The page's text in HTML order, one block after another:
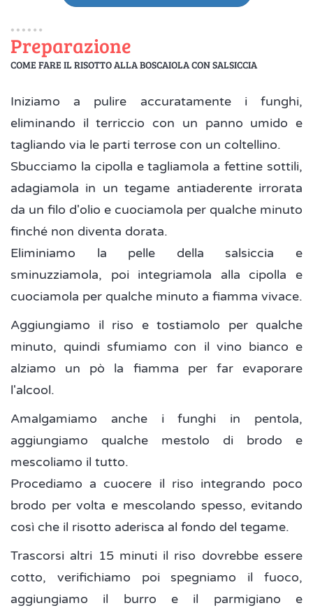
Preparazione
COME FARE IL RISOTTO ALLA BOSCAIOLA CON SALSICCIA
Iniziamo a pulire accuratamente i funghi,
eliminando il terriccio con un panno umido e
tagliando via le parti terrose con un coltellino.
Sbucciamo la cipolla e tagliamola a fettine sottili,
adagiamola in un tegame antiaderente irrorata
da un filo d'olio e cuociamola per qualche minuto
finché non diventa dorata.
Eliminiamo la pelle della salsiccia e
sminuzziamola, poi integriamola alla cipolla e
cuociamola per qualche minuto a fiamma vivace.
Aggiungiamo il riso e tostiamolo per qualche
minuto, quindi sfumiamo con il vino bianco e
alziamo un pò la fiamma per far evaporare
l'alcool.
Amalgamiamo anche i funghi in pentola,
aggiungiamo qualche mestolo di brodo e
mescoliamo il tutto.
Procediamo a cuocere il riso integrando poco
brodo per volta e mescolando spesso, evitando
così che il risotto aderisca al fondo del tegame.
Trascorsi altri 15 minuti il riso dovrebbe essere
cotto, verifichiamo poi spegniamo il fuoco,
aggiungiamo il burro e il parmigiano e